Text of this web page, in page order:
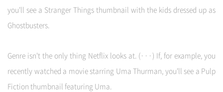
you'll see a Stranger Things thumbnail with the kids dressed up as
Ghostbusters.
Genre isn't the only thing Netflix looks at. (···) If, for example, you
recently watched a movie starring Uma Thurman, you'll see a Pulp
Fiction thumbnail featuring Uma.